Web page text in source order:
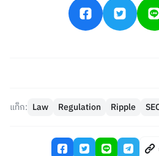
แท็ก: Law Regulation Ripple